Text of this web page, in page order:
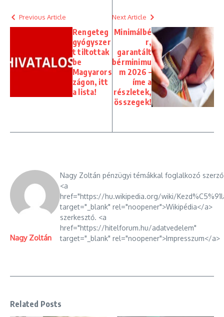
Previous Article
Rengeteg
gyógyszer
t tiltottak
be
Magyarors
zágon, itt
a lista!
Next Article
Minimálbé
r,
garantált
bérminimu
m 2026 –
íme a
részletek,
összegek!
Nagy Zoltán
Nagy Zoltán pénzügyi témákkal foglalkozó
<a
href="https://hu.wikipedia.org/wiki/
target="_blank" rel="noopener">Wikipédia</a>
szerkesztő. <a
href="https://hitelforum.hu/adatvedelem"
target="_blank" rel="noopener">Impresszum</a>
Related Posts